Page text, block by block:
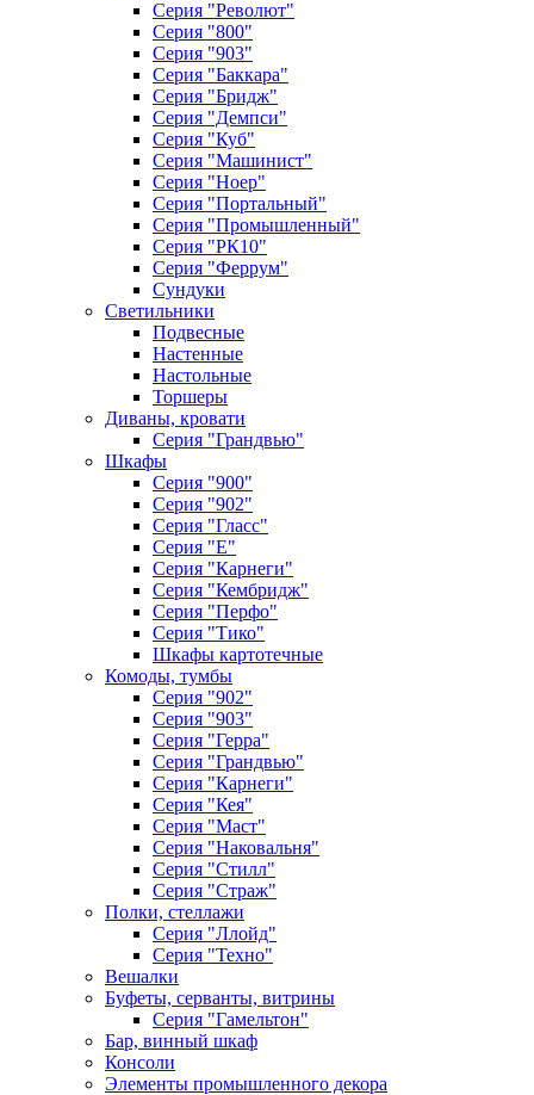
Серия "Револют"
Серия "800"
Серия "903"
Серия "Баккара"
Серия "Бридж"
Серия "Демпси"
Серия "Куб"
Серия "Машинист"
Серия "Ноер"
Серия "Портальный"
Серия "Промышленный"
Серия "РК10"
Серия "Феррум"
Сундуки
Светильники
Подвесные
Настенные
Настольные
Торшеры
Диваны, кровати
Серия "Грандвью"
Шкафы
Серия "900"
Серия "902"
Серия "Гласс"
Серия "Е"
Серия "Карнеги"
Серия "Кембридж"
Серия "Перфо"
Серия "Тико"
Шкафы картотечные
Комоды, тумбы
Серия "902"
Серия "903"
Серия "Герра"
Серия "Грандвью"
Серия "Карнеги"
Серия "Кея"
Серия "Маст"
Серия "Наковальня"
Серия "Стилл"
Серия "Страж"
Полки, стеллажи
Серия "Ллойд"
Серия "Техно"
Вешалки
Буфеты, серванты, витрины
Серия "Гамельтон"
Бар, винный шкаф
Консоли
Элементы промышленного декора